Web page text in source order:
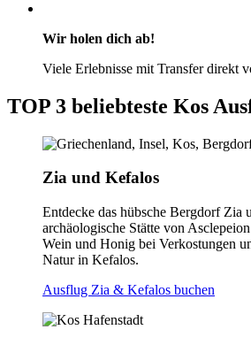
Wir holen dich ab!
Viele Erlebnisse mit Transfer direkt
TOP 3 beliebteste Kos
Zia und Kefalos
Entdecke das hübsche Bergdorf Zia
archäologische Stätte von
Wein und Honig bei Verkostungen
Natur in Kefalos.
Ausflug Zia & Kefalos buchen